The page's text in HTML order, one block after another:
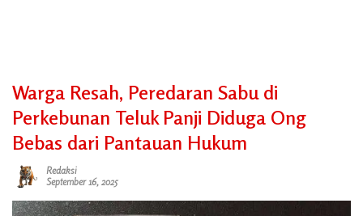
Warga Resah, Peredaran Sabu di
Perkebunan Teluk Panji Diduga Ong
Bebas dari Pantauan Hukum
Redaksi
September 16, 2025